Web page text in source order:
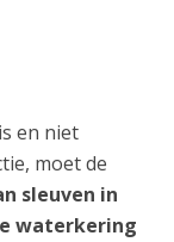
en niet
moet de
sleuven in
waterkering